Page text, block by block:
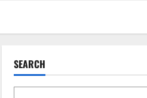
SEARCH